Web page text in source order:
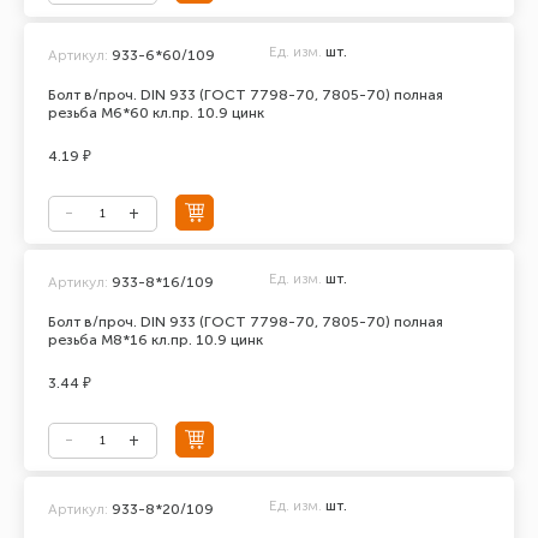
Болт в/проч. DIN 933 (ГОСТ 7798-70, 7805-70) полная
резьба М6*60 кл.пр. 10.9 цинк
Артикул: 933-6*60/109 Ед. изм. шт.
4.19 ₽
Болт в/проч. DIN 933 (ГОСТ 7798-70, 7805-70) полная
резьба М8*16 кл.пр. 10.9 цинк
Артикул: 933-8*16/109 Ед. изм. шт.
3.44 ₽
Артикул: 933-8*20/109 Ед. изм. шт.